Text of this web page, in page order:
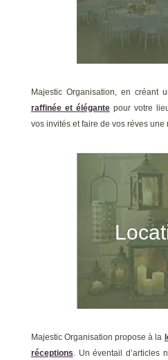
Majestic Organisation, en créant
raffinée et élégantepour votre
vos invités et faire de vos réves une
Majestic Organisation propose à la
réceptions. Un éventail d’articles